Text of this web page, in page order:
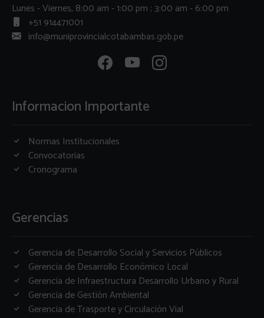
Lunes - Viernes, 8:00 am - 1:00 pm ; 3:00 am - 6:00 pm
+51 914471001
info@muniprovincialcotabambas.gob.pe
Informacion Importante
Normas Institucionales
Convocatorias
Cronograma
Gerencias
Gerencia de Desarrollo Social y Servicios Públicos
Gerencia de Desarrollo Económico Local
Gerencia de Infraestructura Desarrollo Urbano y Rural
Gerencia de Gestión Ambiental
Gerencia de Trasporte y Circulación Vial